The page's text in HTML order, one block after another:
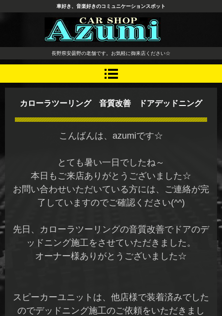
長野県 安曇野市 タイヤ ホ
イール デッドニング カーオ
ーディオ レカロシート
車好き、音楽好きのコミュニケーションスポット
長野県安曇野の老舗です。お気軽に御来店ください☆
カローラツーリング 音質改善 ドアデッドニング
こんばんは、azumiです☆
とても暑い一日でしたね～
本日もご来店ありがとうございました☆
お問い合わせいただいている方には、ご連絡が完
了していますのでご確認ください(^^)
先日、カローラツーリングの音質改善でドアのデ
ッドニング施工をさせていただきました。
オーナー様ありがとうございました☆
スピーカーユニットは、他店様で装着済みでした
のでデッドニング施工のご依頼をいただきまし